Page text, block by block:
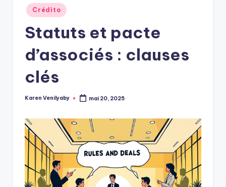
Posted
in
Crédito
Statuts et pacte
d’associés : clauses
clés
Posted
Karen Venilyaby mai 20, 2025